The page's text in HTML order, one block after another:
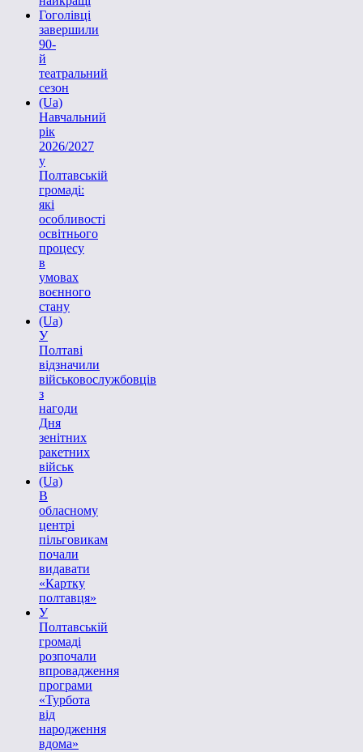
Гоголівці
завершили
90-
й
театральний
сезон
(Ua)
Навчальний
рік
2026/2027
у
Полтавській
громаді:
які
особливості
освітнього
процесу
в
умовах
воєнного
стану
(Ua)
У
Полтаві
відзначили
військовослужбовців
з
нагоди
Дня
зенітних
ракетних
військ
(Ua)
В
обласному
центрі
пільговикам
почали
видавати
«Картку
полтавця»
У
Полтавській
громаді
розпочали
впровадження
програми
«Турбота
від
народження
вдома»